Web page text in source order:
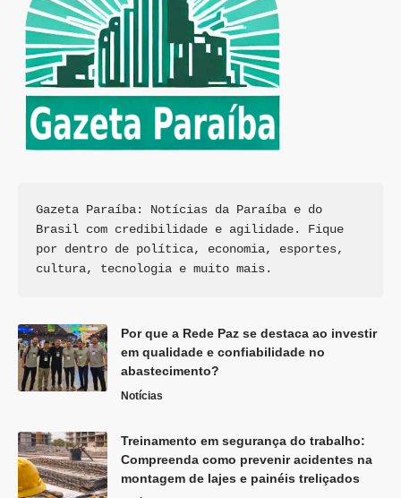
Gazeta Paraíba: Notícias da Paraíba e do
Brasil com credibilidade e agilidade. Fique
por dentro de política, economia, esportes,
cultura, tecnologia e muito mais.
Por que a Rede Paz se destaca ao investir
em qualidade e confiabilidade no
abastecimento?
Notícias
Treinamento em segurança do trabalho:
Compreenda como prevenir acidentes na
montagem de lajes e painéis treliçados